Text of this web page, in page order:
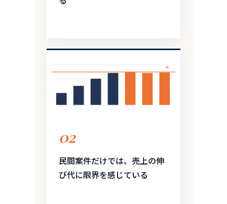
02
民間案件だけでは、売上の伸
び代に限界を感じている